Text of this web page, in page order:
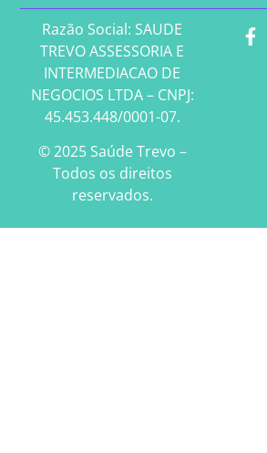
Razão Social: SAUDE
TREVO ASSESSORIA E
INTERMEDIACAO DE
NEGOCIOS LTDA – CNPJ:
45.453.448/0001-07.
© 2025 Saúde Trevo –
Todos os direitos
reservados.